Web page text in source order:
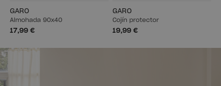
GARO
Almohada 90x40
17,99 €
GARO
Cojín protector
19,99 €